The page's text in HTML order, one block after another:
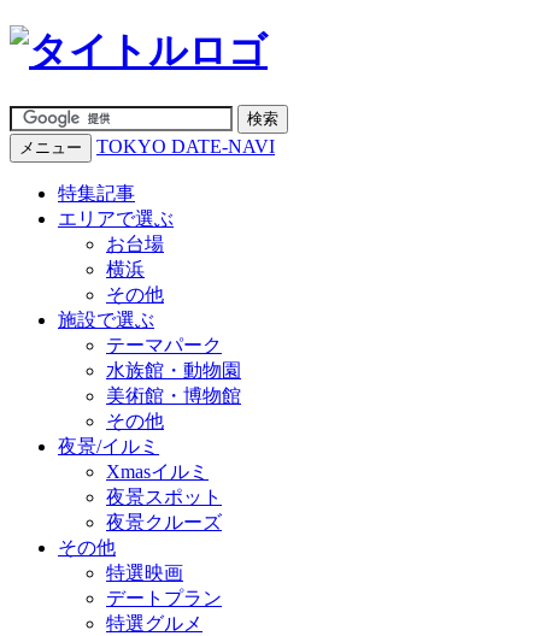
メニュー TOKYO DATE-NAVI
特集記事
エリアで選ぶ
お台場
横浜
その他
施設で選ぶ
テーマパーク
水族館・動物園
美術館・博物館
その他
夜景/イルミ
Xmasイルミ
夜景スポット
夜景クルーズ
その他
特選映画
デートプラン
特選グルメ